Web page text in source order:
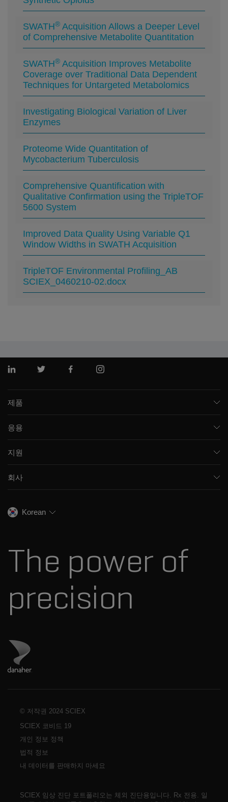
SWATH® Acquisition Allows a Deeper Level
of Comprehensive Metabolite Quantitation
SWATH® Acquisition Improves Metabolite
Coverage over Traditional Data Dependent
Techniques for Untargeted Metabolomics
Investigating Biological Variation of Liver
Enzymes
Proteome Wide Quantitation of
Mycobacterium Tuberculosis
Comprehensive Quantification with
Qualitative Confirmation using the TripleTOF
5600 System
Improved Data Quality Using Variable Q1
Window Widths in SWATH Acquisition
TripleTOF Environmental Profiling_AB
SCIEX_0460210-02.docx
링크드인트위터 페이스북인스 타 그램
제품
모세관 전기영동
통합 솔루션
스펙트럼 라이브러리
응용
임상
식음료
생명과학 연구
지원
교육
채용
혁신자문위원회
회사
SCIEX 스토리
다나허 소개
Korean
The power of
precision
Danaher 사이트 방문
© 저작권 2024 SCIEX
SCIEX 코비드 19
개인 정보 정책
법적 정보
내 데이터를 판매하지 마세요
SCIEX 임상 진단 포트폴리오는 체외 진단용입니다. Rx 전용. 일